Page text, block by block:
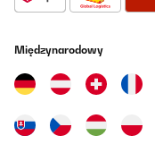
Międzynarodowy